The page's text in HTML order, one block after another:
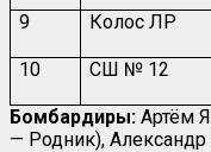
9 Колос ЛР
10 СШ № 12
Бомбардиры: Артём
— Родник),